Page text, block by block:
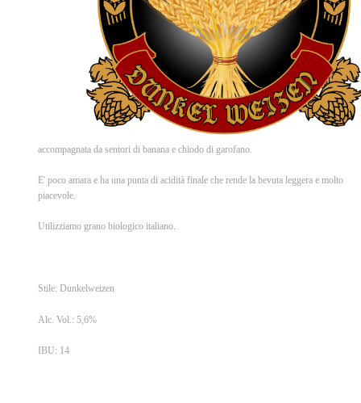
accompagnata da sentori di banana e chiodo di garofano.
E' poco amara e ha una punta di acidità finale che rende la bevuta leggera e molto
piacevole.
Utilizziamo grano biologico italiano.
Stile: Dunkelweizen
Alc. Vol.: 5,6%
IBU: 14